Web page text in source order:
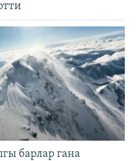
барлар гана